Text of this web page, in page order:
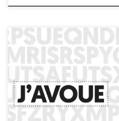
Top 10 des expressions
15 ans, quand je disais «
me reprenait, soutenant
clope, et que ledit clope
cadavre autrement dit
également de sa perplexité